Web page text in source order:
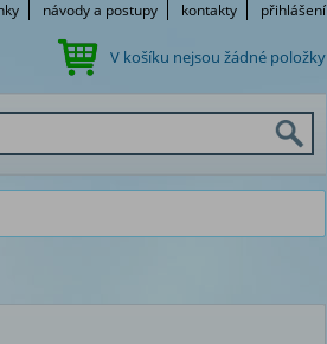
návody a postupy kontakty přihlášení
V košíku nejsou žádné položky